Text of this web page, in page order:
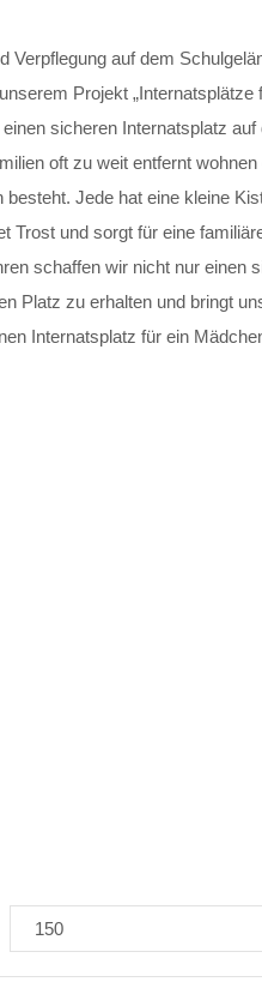
auf dem
Projekt
sicheren Internatsplatz
oft zu weit entfernt
Jede hat eine kleine
und sorgt für eine
schaffen wir nicht nur einen
Platz zu erhalten und bringt
Internatsplatz für ein